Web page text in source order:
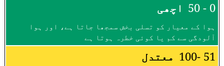
0 - 50 اچھی
ہوا کے معیار کو تسلی بخش سمجھا جاتا ہے، اور ہوا
آلودگی سے کم یا کوئی خطرہ ہوتا ہے
51 -100 معتدل